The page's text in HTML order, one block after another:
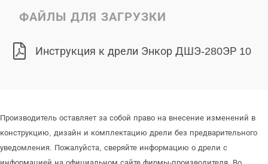
ФАЙЛЫ ДЛЯ ЗАГРУЗКИ
Инструкция к дрели Энкор ДШЭ-280ЭР 10
Производитель оставляет за собой право на внесение изменений в
конструкцию, дизайн и комплектацию дрели без предварительного
уведомления. Пожалуйста, сверяйте информацию о дрели с